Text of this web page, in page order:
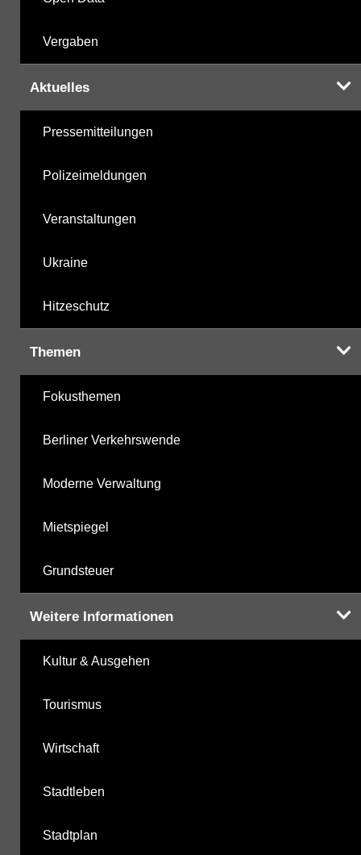
Vergaben
Aktuelles
Pressemitteilungen
Polizeimeldungen
Veranstaltungen
Ukraine
Hitzeschutz
Themen
Fokusthemen
Berliner Verkehrswende
Moderne Verwaltung
Mietspiegel
Grundsteuer
Weitere Informationen
Kultur & Ausgehen
Tourismus
Wirtschaft
Stadtleben
Stadtplan